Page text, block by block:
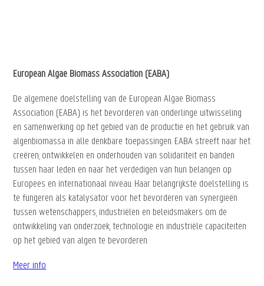
European Algae Biomass Association (EABA)
De algemene doelstelling van de European Algae Biomass
Association (EABA) is het bevorderen van onderlinge uitwisseling
en samenwerking op het gebied van de productie en het gebruik van
algenbiomassa in alle denkbare toepassingen. EABA streeft naar het
creëren, ontwikkelen en onderhouden van solidariteit en banden
tussen haar leden en naar het verdedigen van hun belangen op
Europees en internationaal niveau. Haar belangrijkste doelstelling is
te fungeren als katalysator voor het bevorderen van synergieën
tussen wetenschappers, industriëlen en beleidsmakers om de
ontwikkeling van onderzoek, technologie en industriële capaciteiten
op het gebied van algen te bevorderen.
Meer info